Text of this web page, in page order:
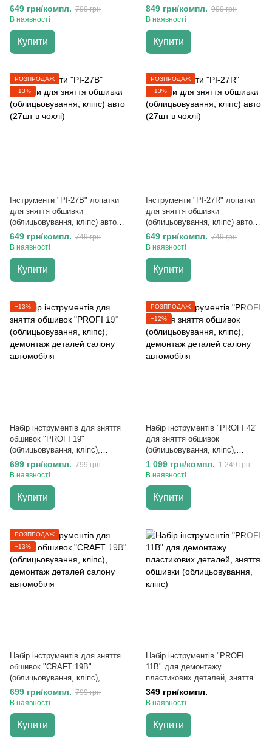
знімачів (Нейлон 100%)
649 грн/компл. 799 грн
В наявності
Купити
знімачів (Нейлон 100%)
849 грн/компл. 999 грн
В наявності
Купити
РОЗПРОДАЖ
−13%
Інструменти "PI-27B" лопатки
для зняття обшивки
(облицьовування, кліпс) авто
(27шт в чохлі)
649 грн/компл. 749 грн
В наявності
Купити
РОЗПРОДАЖ
−13%
Інструменти "PI-27R" лопатки
для зняття обшивки
(облицьовування, кліпс) авто
(27шт в чохлі)
649 грн/компл. 749 грн
В наявності
Купити
−13%
Набір інструментів для зняття
обшивок "PROFI 19"
(облицьовування, кліпс),
демонтаж деталей салону
автомобіля
699 грн/компл. 799 грн
В наявності
Купити
РОЗПРОДАЖ
−12%
Набір інструментів "PROFI 42"
для зняття обшивок
(облицьовування, кліпс),
демонтаж деталей салону
автомобіля
1 099 грн/компл. 1 249 грн
В наявності
Купити
РОЗПРОДАЖ
−13%
Набір інструментів для зняття
обшивок "CRAFT 19B"
(облицьовування, кліпс),
демонтаж деталей салону
автомобіля
699 грн/компл. 799 грн
В наявності
Купити
Набір інструментів "PROFI
11B" для демонтажу
пластикових деталей, зняття
обшивки (облицьовування,
кліпс)
349 грн/компл.
В наявності
Купити